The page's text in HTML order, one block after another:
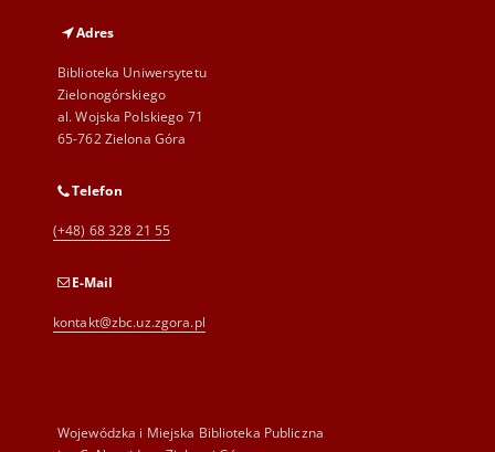
Adres
Biblioteka Uniwersytetu
Zielonogórskiego
al. Wojska Polskiego 71
65-762 Zielona Góra
Telefon
(+48) 68 328 21 55
E-Mail
kontakt@zbc.uz.zgora.pl
Wojewódzka i Miejska Biblioteka Publiczna